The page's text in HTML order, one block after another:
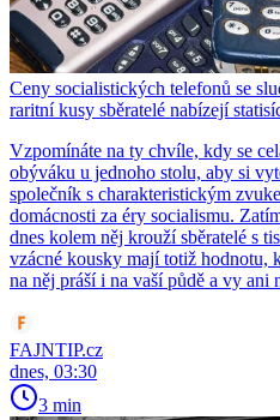
Ceny socialistických telefonů se
raritní kusy sběratelé nabízejí
Vzpomínáte na ty chvíle, kdy se
obýváku u jednoho stolu, aby si
společník s charakteristickým
domácnosti za éry socialismu.
dnes kolem něj krouží sběratelé s
vzácné kousky mají totiž hodnotu,
na něj práší i na vaší půdě a vy ani
FAJNTIP.cz
dnes, 03:30
3 min